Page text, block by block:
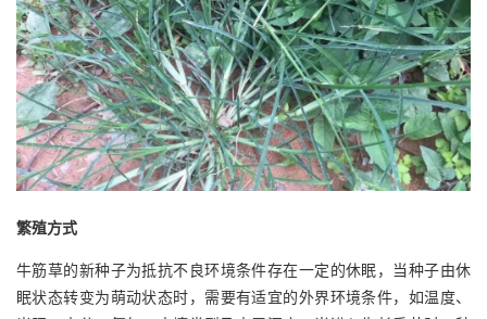
繁殖方式
牛筋草的新种子为抵抗不良环境条件存在一定的休眠，当种子由休
眠状态转变为萌动状态时，需要有适宜的外界环境条件，如温度、